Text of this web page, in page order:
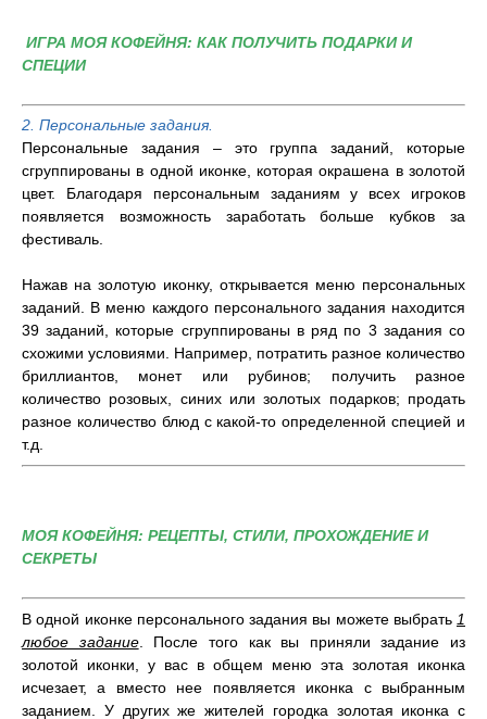
ИГРА МОЯ КОФЕЙНЯ: КАК ПОЛУЧИТЬ ПОДАРКИ И
СПЕЦИИ
2. Персональные задания.
Персональные задания – это группа заданий, которые
сгруппированы в одной иконке, которая окрашена в золотой
цвет. Благодаря персональным заданиям у всех игроков
появляется возможность заработать больше кубков за
фестиваль.
Нажав на золотую иконку, открывается меню персональных
заданий. В меню каждого персонального задания находится
39 заданий, которые сгруппированы в ряд по 3 задания со
схожими условиями. Например, потратить разное количество
бриллиантов, монет или рубинов; получить разное
количество розовых, синих или золотых подарков; продать
разное количество блюд с какой-то определенной специей и
т.д.
МОЯ КОФЕЙНЯ: РЕЦЕПТЫ, СТИЛИ, ПРОХОЖДЕНИЕ И
СЕКРЕТЫ
В одной иконке персонального задания вы можете выбрать 1
любое задание. После того как вы приняли задание из
золотой иконки, у вас в общем меню эта золотая иконка
исчезает, а вместо нее появляется иконка с выбранным
заданием. У других же жителей городка золотая иконка с